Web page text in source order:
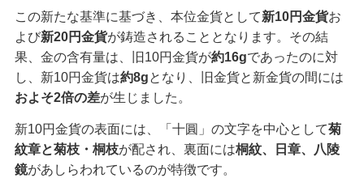
この新たな基準に基づき、本位金貨として新10円金貨お
よび新20円金貨が鋳造されることとなります。その結
果、金の含有量は、旧10円金貨が約16gであったのに対
し、新10円金貨は約8gとなり、旧金貨と新金貨の間には
およそ2倍の差が生じました。
新10円金貨の表面には、「十圓」の文字を中心として菊
紋章と菊枝・桐枝が配され、裏面には桐紋、日章、八陵
鏡があしらわれているのが特徴です。